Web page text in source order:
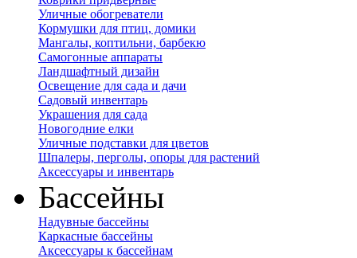
Уличные обогреватели
Кормушки для птиц, домики
Мангалы, коптильни, барбекю
Самогонные аппараты
Ландшафтный дизайн
Освещение для сада и дачи
Садовый инвентарь
Украшения для сада
Новогодние елки
Уличные подставки для цветов
Шпалеры, перголы, опоры для растений
Аксессуары и инвентарь
Бассейны
Надувные бассейны
Каркасные бассейны
Аксессуары к бассейнам